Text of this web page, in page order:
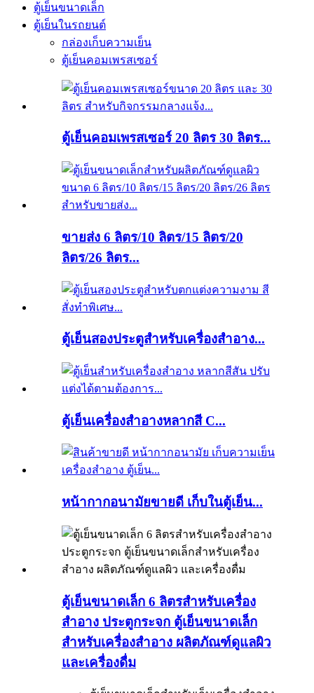
ตู้เย็นขนาดเล็ก
ตู้เย็นในรถยนต์
กล่องเก็บความเย็น
ตู้เย็นคอมเพรสเซอร์
ตู้เย็นคอมเพรสเซอร์ 20 ลิตร 30 ลิตร...
ขายส่ง 6 ลิตร/10 ลิตร/15 ลิตร/20
ลิตร/26 ลิตร...
ตู้เย็นสองประตูสำหรับเครื่องสำอาง...
ตู้เย็นเครื่องสำอางหลากสี C...
หน้ากากอนามัยขายดี เก็บในตู้เย็น...
ตู้เย็นขนาดเล็ก 6 ลิตรสำหรับเครื่อง
สำอาง ประตูกระจก ตู้เย็นขนาดเล็ก
สำหรับเครื่องสำอาง ผลิตภัณฑ์ดูแลผิว
และเครื่องดื่ม